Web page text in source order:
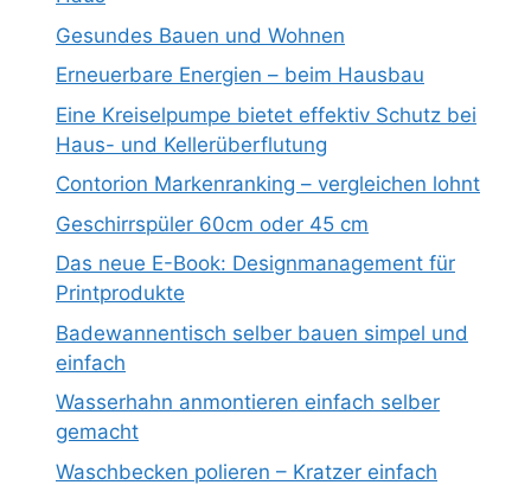
Gesundes Bauen und Wohnen
Erneuerbare Energien – beim Hausbau
Eine Kreiselpumpe bietet effektiv Schutz bei
Haus- und Kellerüberflutung
Contorion Markenranking – vergleichen lohnt
Geschirrspüler 60cm oder 45 cm
Das neue E-Book: Designmanagement für
Printprodukte
Badewannentisch selber bauen simpel und
einfach
Wasserhahn anmontieren einfach selber
gemacht
Waschbecken polieren – Kratzer einfach